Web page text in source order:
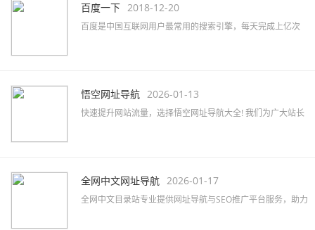
百度一下 2018-12-20
百度是中国互联网用户最常用的搜索引擎，每天完成上亿次
悟空网址导航 2026-01-13
快速提升网站流量，选择悟空网址导航大全! 我们为广大站长
全网中文网址导航 2026-01-17
全网中文目录站专业提供网址导航与SEO推广平台服务，助力